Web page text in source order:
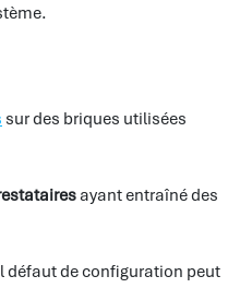
sur des briques utilisées
ayant entraîné des
défaut de configuration peut